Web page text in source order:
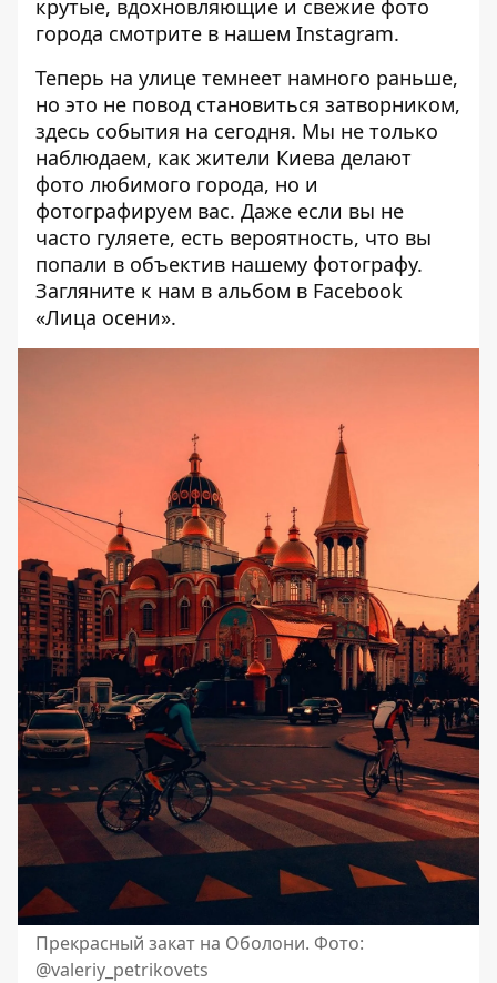
крутые, вдохновляющие и свежие фото
города смотрите в нашем Instagram.
Теперь на улице темнеет намного раньше,
но это не повод становиться затворником,
здесь события на сегодня. Мы не только
наблюдаем, как жители Киева делают
фото любимого города, но и
фотографируем вас. Даже если вы не
часто гуляете, есть вероятность, что вы
попали в объектив нашему фотографу.
Загляните к нам в альбом в Facebook
«Лица осени».
Прекрасный закат на Оболони. Фото:
@valeriy_petrikovets